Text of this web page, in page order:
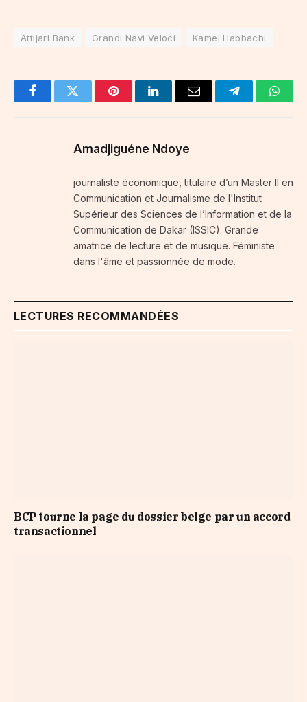
Attijari Bank Grandi Navi Veloci Kamel Habbachi
FacebookTwitter PinterestLinkedInEmail Telegram
Amadjiguéne Ndoye
journaliste économique, titulaire d’un Master II en
Communication et Journalisme de l'Institut
Supérieur des Sciences de l’Information et de la
Communication de Dakar (ISSIC). Grande
amatrice de lecture et de musique. Féministe
dans l'âme et passionnée de mode.
LECTURES RECOMMANDÉES
BCP tourne la page du dossier belge par un accord
transactionnel